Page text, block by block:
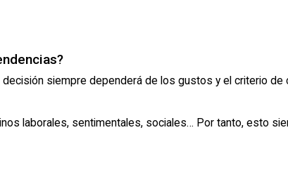
siempre dependerá de los gustos y el criterio
laborales, sentimentales, sociales… Por tanto, esto